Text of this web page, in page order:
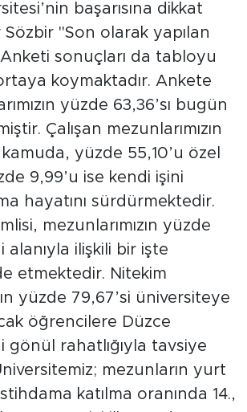
başarısına dikkat
"Son olarak yapılan
sonuçları da tabloyu
koymaktadır. Ankete
yüzde 63,36’sı bugün
Çalışan mezunlarımızın
kamuda, yüzde 55,10’u özel
9,99’u ise kendi işini
hayatını sürdürmektedir.
mezunlarımızın yüzde
alanıyla ilişkili bir işte
etmektedir. Nitekim
yüzde 79,67’si üniversiteye
öğrencilere Düzce
gönül rahatlığıyla tavsiye
mezunların yurt
katılma oranında 14.,